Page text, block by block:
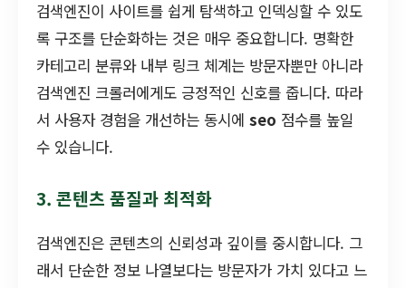
검색엔진이 사이트를 쉽게 탐색하고 인덱싱할 수 있도
록 구조를 단순화하는 것은 매우 중요합니다. 명확한
카테고리 분류와 내부 링크 체계는 방문자뿐만 아니라
검색엔진 크롤러에게도 긍정적인 신호를 줍니다. 따라
서 사용자 경험을 개선하는 동시에 seo 점수를 높일
수 있습니다.
3. 콘텐츠 품질과 최적화
검색엔진은 콘텐츠의 신뢰성과 깊이를 중시합니다. 그
래서 단순한 정보 나열보다는 방문자가 가치 있다고 느